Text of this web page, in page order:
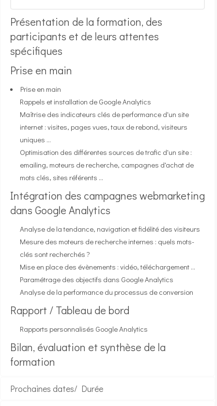
Présentation de la formation, des
participants et de leurs attentes
spécifiques
Prise en main
Prise en main
Rappels et installation de Google Analytics
Maîtrise des indicateurs clés de performance d'un site
internet : visites, pages vues, taux de rebond, visiteurs
uniques …
Optimisation des différentes sources de trafic d'un site :
emailing, moteurs de recherche, campagnes d'achat de
mots clés, sites référents ...
Intégration des campagnes webmarketing
dans Google Analytics
Analyse de la tendance, navigation et fidélité des visiteurs
Mesure des moteurs de recherche internes : quels mots-
clés sont recherchés ?
Mise en place des évènements : vidéo, téléchargement …
Paramétrage des objectifs dans Google Analytics
Analyse de la performance du processus de conversion
Rapport / Tableau de bord
Rapports personnalisés Google Analytics
Bilan, évaluation et synthèse de la
formation
Prochaines dates/ Durée